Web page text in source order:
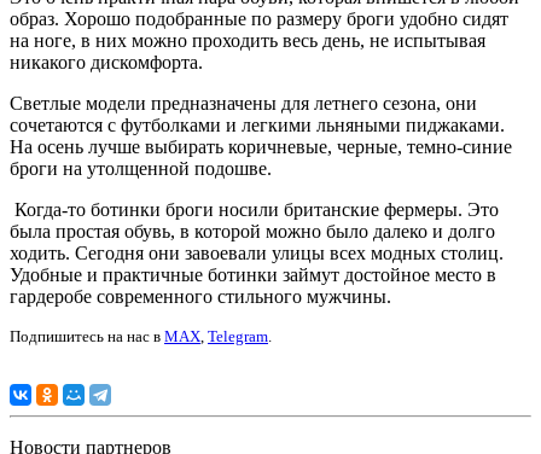
образ. Хорошо подобранные по размеру броги удобно сидят
на ноге, в них можно проходить весь день, не испытывая
никакого дискомфорта.
Светлые модели предназначены для летнего сезона, они
сочетаются с футболками и легкими льняными пиджаками.
На осень лучше выбирать коричневые, черные, темно-синие
броги на утолщенной подошве.
Когда-то ботинки броги носили британские фермеры. Это
была простая обувь, в которой можно было далеко и долго
ходить. Сегодня они завоевали улицы всех модных столиц.
Удобные и практичные ботинки займут достойное место в
гардеробе современного стильного мужчины.
Подпишитесь на нас в MAX Telegram
Новости партнеров